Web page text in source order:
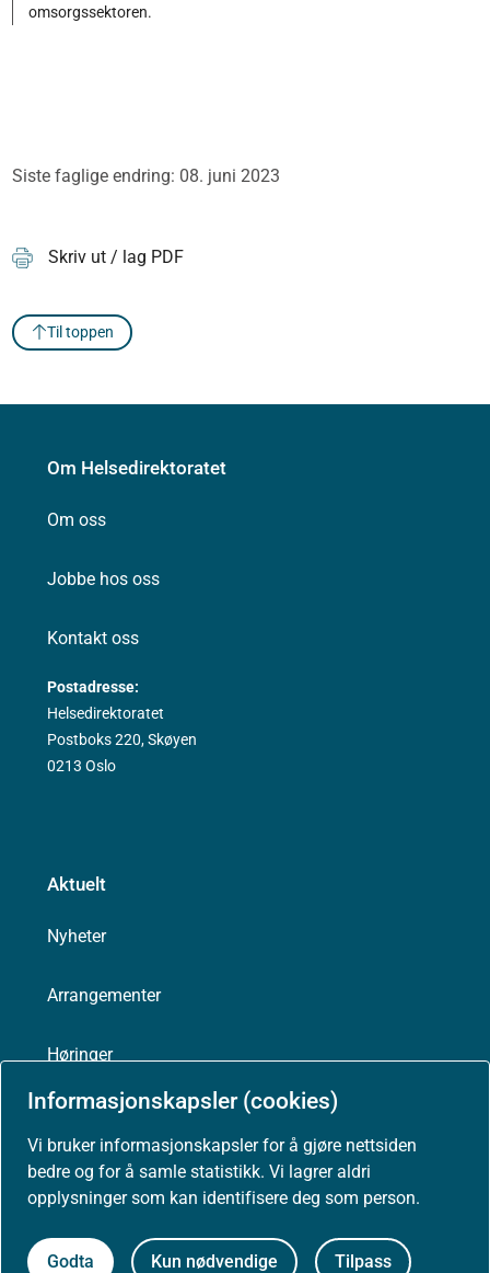
Informasjonskapsler (cookies)
Vi bruker informasjonskapsler for å gjøre nettsiden
bedre og for å samle statistikk. Vi lagrer aldri
opplysninger som kan identifisere deg som person.
Godta Kun nødvendige Tilpass
omsorgssektoren.
Siste faglige endring: 08. juni 2023
Skriv ut / lag PDF
Til toppen
Om Helsedirektoratet
Om oss
Jobbe hos oss
Kontakt oss
Postadresse:
Helsedirektoratet
Postboks 220, Skøyen
0213 Oslo
Aktuelt
Nyheter
Arrangementer
Høringer
Presse
Om nettstedet